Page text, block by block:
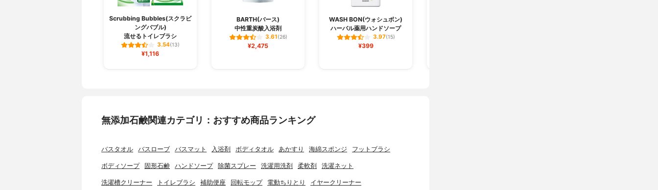
Scrubbing Bubbles(スクラビ
ングバブル)
流せるトイレブラシ
3.54(13)
¥1,116
BARTH(バース)
中性重炭酸入浴剤
3.61(26)
¥2,475
WASH BON(ウォシュボン)
ハーバル薬用ハンドソープ
3.97(15)
¥399
無添加石鹸関連カテゴリ：おすすめ商品ランキング
バスタオル バスローブ バスマット 入浴剤 ボディタオル あかすり 海綿スポンジ フットブラシ
ボディソープ 固形石鹸 ハンドソープ 除菌スプレー 洗濯用洗剤 柔軟剤 洗濯ネット
洗濯槽クリーナー トイレブラシ 補助便座 回転モップ 電動ちりとり イヤークリーナー